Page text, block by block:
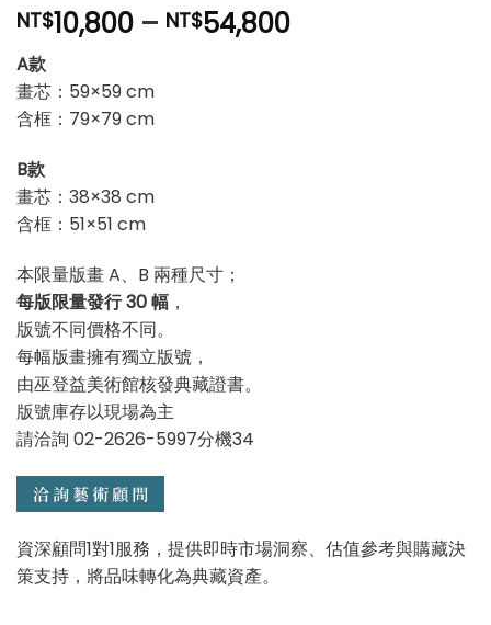
NT$10,800 – NT$54,800
A款
畫芯：59×59 cm
含框：79×79 cm
B款
畫芯：38×38 cm
含框：51×51 cm
本限量版畫 A、B 兩種尺寸；
每版限量發行 30 幅 ，
版號不同價格不同。
每幅版畫擁有獨立版號，
由巫登益美術館核發典藏證書。
版號庫存以現場為主
請洽詢 02-2626-5997分機34
資深顧問1對1服務，提供即時市場洞察、估值參考與購藏決
策支持，將品味轉化為典藏資產。